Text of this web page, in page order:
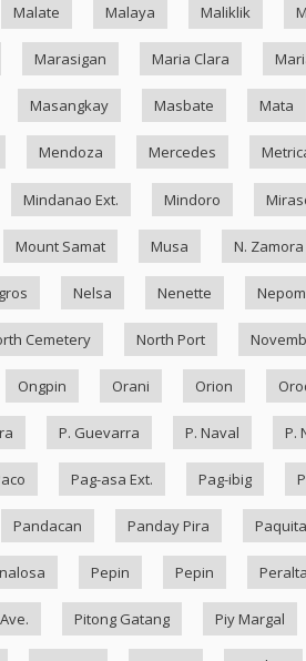
Malate Malaya Maliklik
Marasigan Maria Clara
Masangkay Masbate Mata
Mendoza Mercedes
Mindanao Ext. Mindoro
Mount Samat Musa N. Zamora
Nelsa Nenette
Cemetery North Port
Ongpin Orani Orion
P. Guevarra P. Naval P.
Pag-asa Ext. Pag-ibig
Pandacan Panday Pira Paquita
Pepin Pepin Peralta
Pitong Gatang Piy Margal